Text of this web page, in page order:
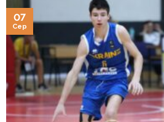
07
Сер